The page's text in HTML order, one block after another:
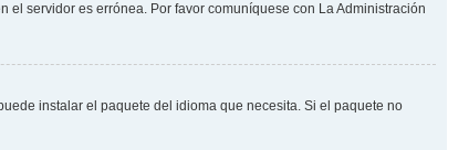
servidor es errónea. Por favor comuníquese con La Administración
instalar el paquete del idioma que necesita. Si el paquete no